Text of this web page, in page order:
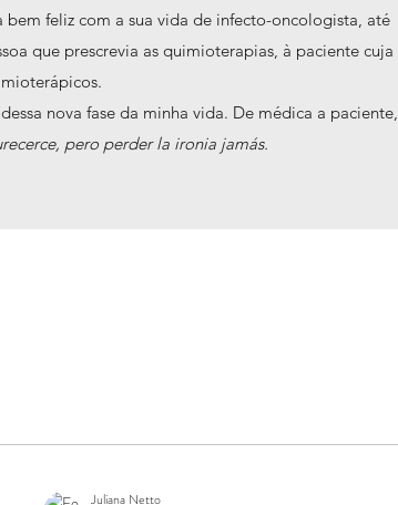
feliz com a sua vida de infecto-oncologista, até
que prescrevia as quimioterapias, à paciente cuja
nova fase da minha vida. De médica a paciente,
pero perder la ironia jamás.
Juliana Netto